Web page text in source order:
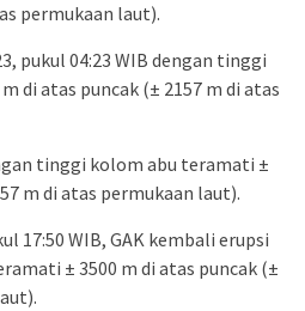
permukaan laut).
pukul 04:23 WIB dengan tinggi
di atas puncak (± 2157 m di atas
tinggi kolom abu teramati ±
m di atas permukaan laut).
17:50 WIB, GAK kembali erupsi
± 3500 m di atas puncak (±